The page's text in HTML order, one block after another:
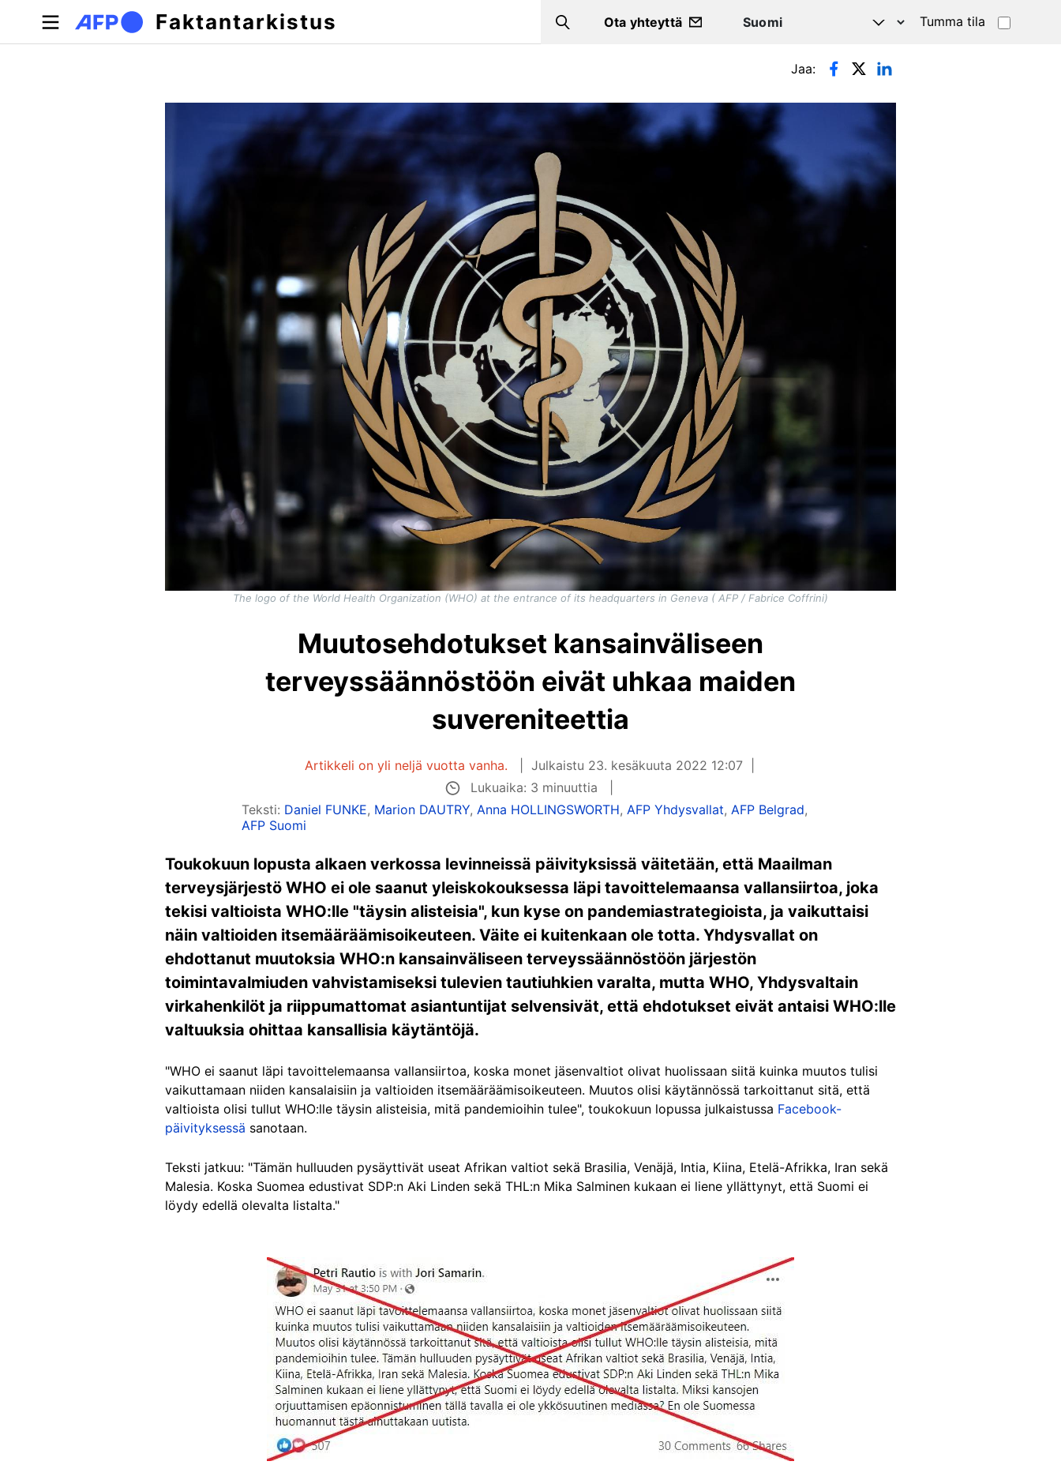
Hyppää pääsisältöön
Faktantarkistus Search
Ota yhteyttä Tumma tila
Ensisijaiset välilehdet Jaa:
The logo of the World Health Organization (WHO) at the entrance of its headquarters in Geneva ( AFP / Fabrice Coffrini)
Muutosehdotukset kansainväliseen
terveyssäännöstöön eivät uhkaa maiden
suvereniteettia
Artikkeli on yli neljä vuotta vanha. Julkaistu 23. kesäkuuta 2022 12:07
Lukuaika: 3 minuuttia
Teksti: Daniel FUNKE, Marion DAUTRY, Anna HOLLINGSWORTH, AFP Yhdysvallat, AFP Belgrad,
AFP Suomi
Toukokuun lopusta alkaen verkossa levinneissä päivityksissä väitetään, että Maailman
terveysjärjestö WHO ei ole saanut yleiskokouksessa läpi tavoittelemaansa vallansiirtoa, joka
tekisi valtioista WHO:lle "täysin alisteisia", kun kyse on pandemiastrategioista, ja vaikuttaisi
näin valtioiden itsemääräämisoikeuteen. Väite ei kuitenkaan ole totta. Yhdysvallat on
ehdottanut muutoksia WHO:n kansainväliseen terveyssäännöstöön järjestön
toimintavalmiuden vahvistamiseksi tulevien tautiuhkien varalta, mutta WHO, Yhdysvaltain
virkahenkilöt ja riippumattomat asiantuntijat selvensivät, että ehdotukset eivät antaisi WHO:lle
valtuuksia ohittaa kansallisia käytäntöjä.
"WHO ei saanut läpi tavoittelemaansa vallansiirtoa, koska monet jäsenvaltiot olivat huolissaan siitä kuinka muutos tulisi
vaikuttamaan niiden kansalaisiin ja valtioiden itsemääräämisoikeuteen. Muutos olisi käytännössä tarkoittanut sitä, että
valtioista olisi tullut WHO:lle täysin alisteisia, mitä pandemioihin tulee", toukokuun lopussa julkaistussa Facebook-
päivityksessä sanotaan.
Teksti jatkuu: "Tämän hulluuden pysäyttivät useat Afrikan valtiot sekä Brasilia, Venäjä, Intia, Kiina, Etelä-Afrikka, Iran sekä
Malesia. Koska Suomea edustivat SDP:n Aki Linden sekä THL:n Mika Salminen kukaan ei liene yllättynyt, että Suomi ei
löydy edellä olevalta listalta."